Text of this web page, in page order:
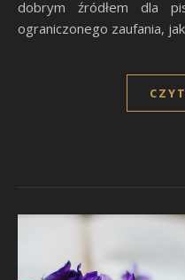
dobrym źródłem dla
ograniczonego zaufania,